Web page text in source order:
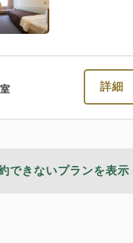
室 詳細
できないプランを表示